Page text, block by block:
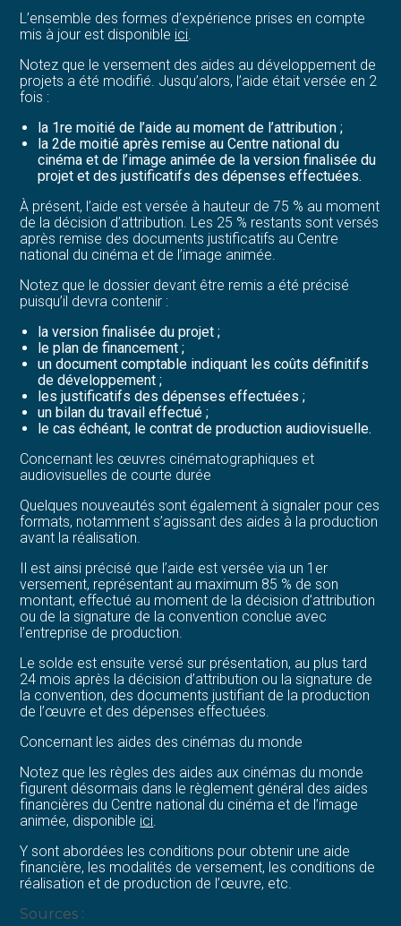
L’ensemble des formes d’expérience prises en compte
mis à jour est disponible ici
Notez que le versement des aides au développement de
projets a été modifié. Jusqu’alors, l’aide était versée en 2
fois :
la 1re moitié de l’aide au moment de l’attribution ;
la 2de moitié après remise au Centre national du
cinéma et de l’image animée de la version finalisée du
projet et des justificatifs des dépenses effectuées.
À présent, l’aide est versée à hauteur de 75 % au moment
de la décision d’attribution. Les 25 % restants sont versés
après remise des documents justificatifs au Centre
national du cinéma et de l’image animée.
Notez que le dossier devant être remis a été précisé
puisqu’il devra contenir :
la version finalisée du projet ;
le plan de financement ;
un document comptable indiquant les coûts définitifs
de développement ;
les justificatifs des dépenses effectuées ;
un bilan du travail effectué ;
le cas échéant, le contrat de production audiovisuelle.
Concernant les œuvres cinématographiques et
audiovisuelles de courte durée
Quelques nouveautés sont également à signaler pour ces
formats, notamment s’agissant des aides à la production
avant la réalisation.
Il est ainsi précisé que l’aide est versée via un 1er
versement, représentant au maximum 85 % de son
montant, effectué au moment de la décision d’attribution
ou de la signature de la convention conclue avec
l’entreprise de production.
Le solde est ensuite versé sur présentation, au plus tard
24 mois après la décision d’attribution ou la signature de
la convention, des documents justifiant de la production
de l’œuvre et des dépenses effectuées.
Concernant les aides des cinémas du monde
Notez que les règles des aides aux cinémas du monde
figurent désormais dans le règlement général des aides
financières du Centre national du cinéma et de l’image
animée, disponible ici
Y sont abordées les conditions pour obtenir une aide
financière, les modalités de versement, les conditions de
réalisation et de production de l’œuvre, etc.
Sources :